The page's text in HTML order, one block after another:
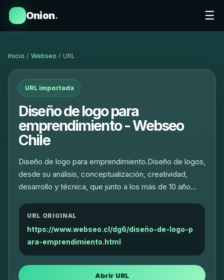
Onion. ☰
Inicio / Webseo / URL
URL importada
Diseño de logo para
emprendimiento - Webseo
Chile
Diseño de logo para emprendimiento.Diseño de logos,
desde su análisis, conceptualización, creatividad,
desarrollo y técnica, que junto a los más de 10 año…
URL ORIGINAL
https://www.webseo.cl/dg6/diseño-de-logo-p
ara-emprendimiento.html
Abrir URL